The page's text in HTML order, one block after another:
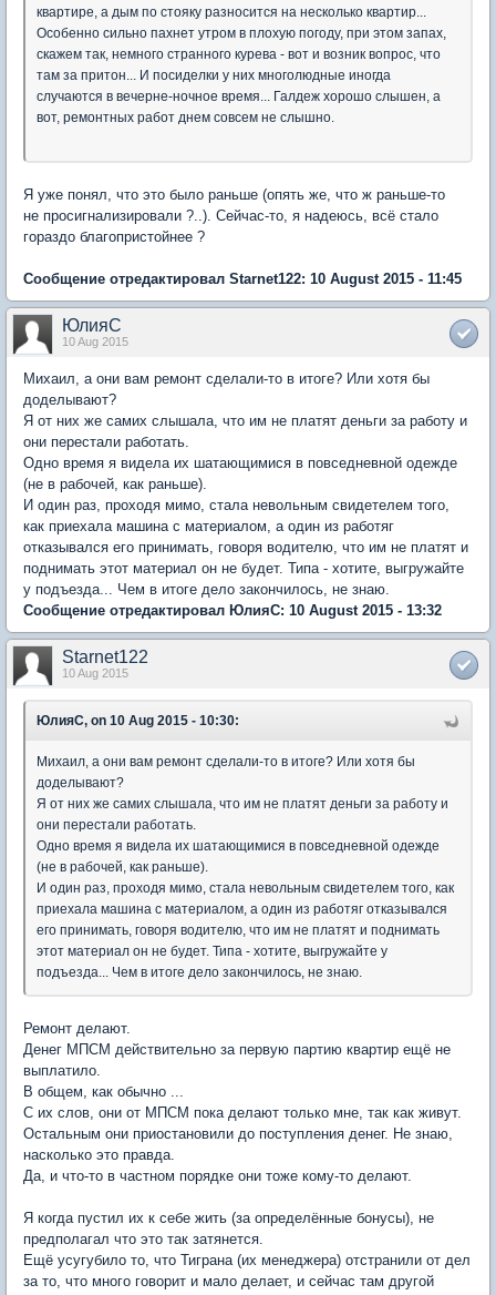
квартире, а дым по стояку разносится на несколько квартир...
Особенно сильно пахнет утром в плохую погоду, при этом запах,
скажем так, немного странного курева - вот и возник вопрос, что
там за притон... И посиделки у них многолюдные иногда
случаются в вечерне-ночное время... Галдеж хорошо слышен, а
вот, ремонтных работ днем совсем не слышно.
Я уже понял, что это было раньше (опять же, что ж раньше-то
не просигнализировали ?..). Сейчас-то, я надеюсь, всё стало
гораздо благопристойнее ?
Сообщение отредактировал Starnet122: 10 August 2015 - 11:45
ЮлияC
10 Aug 2015
Михаил, а они вам ремонт сделали-то в итоге? Или хотя бы
доделывают?
Я от них же самих слышала, что им не платят деньги за работу и
они перестали работать.
Одно время я видела их шатающимися в повседневной одежде
(не в рабочей, как раньше).
И один раз, проходя мимо, стала невольным свидетелем того,
как приехала машина с материалом, а один из работяг
отказывался его принимать, говоря водителю, что им не платят и
поднимать этот материал он не будет. Типа - хотите, выгружайте
у подъезда... Чем в итоге дело закончилось, не знаю.
Сообщение отредактировал ЮлияC: 10 August 2015 - 13:32
Starnet122
10 Aug 2015
ЮлияC, on 10 Aug 2015 - 10:30:
Михаил, а они вам ремонт сделали-то в итоге? Или хотя бы
доделывают?
Я от них же самих слышала, что им не платят деньги за работу и
они перестали работать.
Одно время я видела их шатающимися в повседневной одежде
(не в рабочей, как раньше).
И один раз, проходя мимо, стала невольным свидетелем того, как
приехала машина с материалом, а один из работяг отказывался
его принимать, говоря водителю, что им не платят и поднимать
этот материал он не будет. Типа - хотите, выгружайте у
подъезда... Чем в итоге дело закончилось, не знаю.
Ремонт делают.
Денег МПСМ действительно за первую партию квартир ещё не
выплатило.
В общем, как обычно ...
С их слов, они от МПСМ пока делают только мне, так как живут.
Остальным они приостановили до поступления денег. Не знаю,
насколько это правда.
Да, и что-то в частном порядке они тоже кому-то делают.
Я когда пустил их к себе жить (за определённые бонусы), не
предполагал что это так затянется.
Ещё усугубило то, что Тиграна (их менеджера) отстранили от дел
за то, что много говорит и мало делает, и сейчас там другой